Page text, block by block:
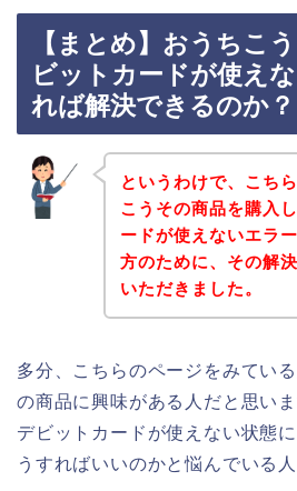
【まとめ】おうちこ
ビットカードが使え
れば解決できるのか？
というわけで、こち
こうその商品を購入
ードが使えないエラ
方のために、その解
いただきました。
多分、こちらのページをみてい
の商品に興味がある人だと思い
デビットカードが使えない状態
うすればいいのかと悩んでいる